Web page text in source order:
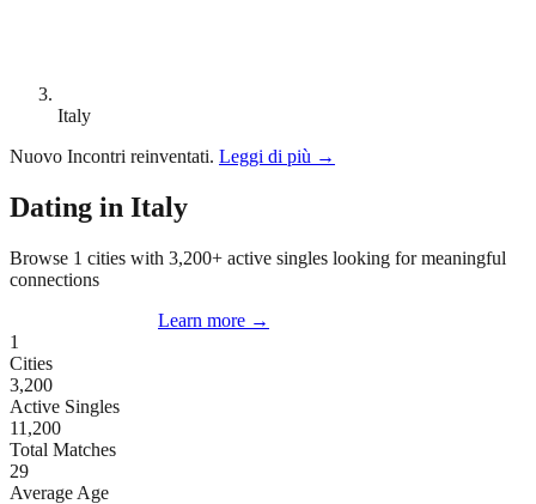
Italy
Nuovo Incontri reinventati. Leggi di più →
Dating in Italy
Browse 1 cities with 3,200+ active singles looking for meaningful
connections
Learn more →
1
Cities
3,200
Active Singles
11,200
Total Matches
29
Average Age